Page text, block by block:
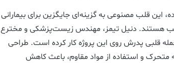
این قلب مصنوعی به گزینه‌ای جایگزین برای بیمارانی
قلب هستند. دنیل تیمز، مهندس زیست‌پزشکی و مخترع
۲۰۰۱ و پس از حمله قلبی پدرش روی این پروژه کار کرده است. طراحی
و استفاده از مواد مقاوم، باعث کاهش